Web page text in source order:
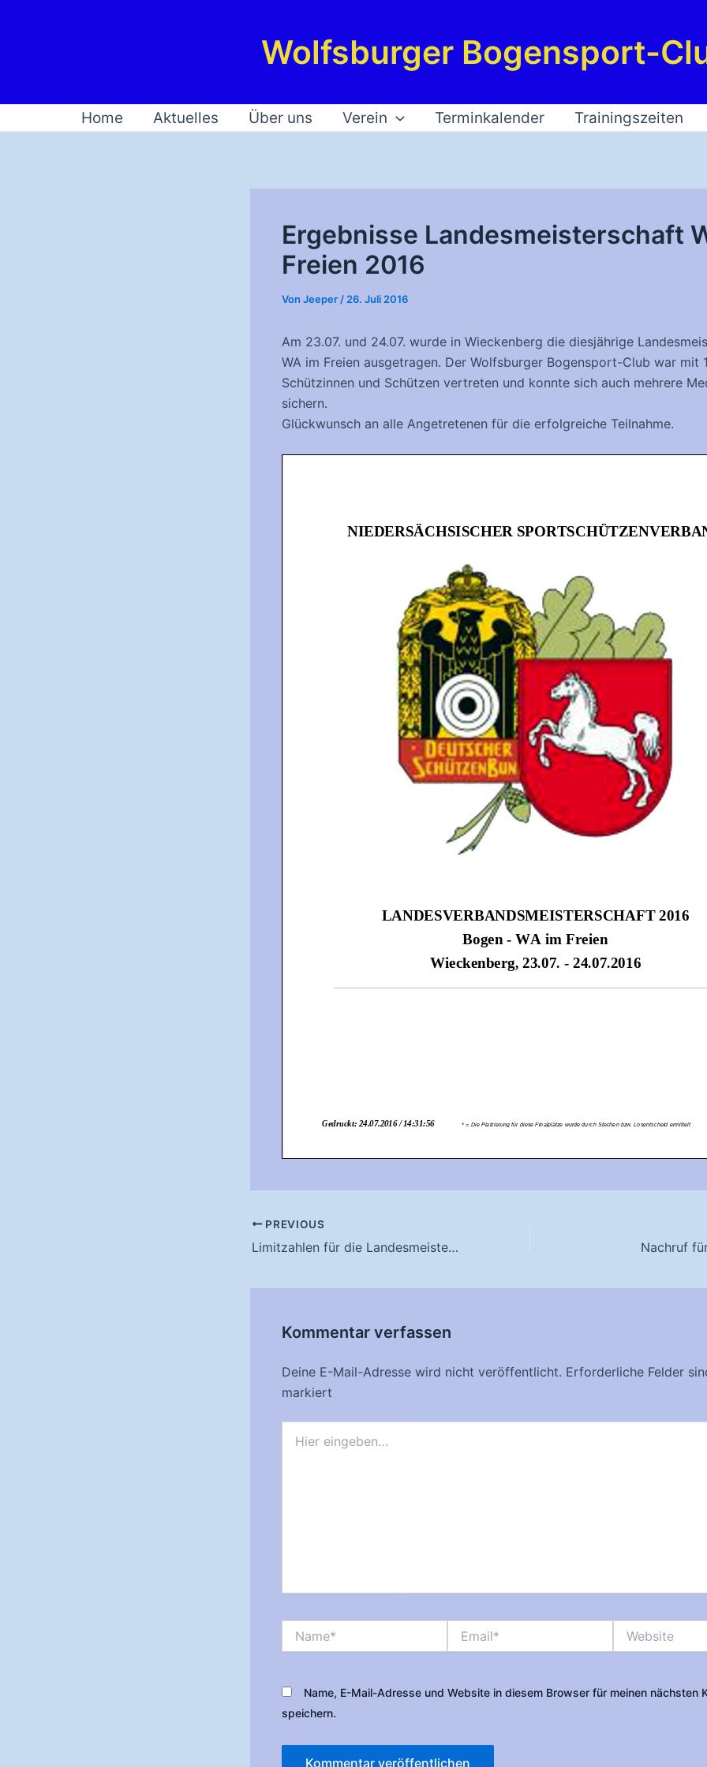
Wolfsburger Bogensport-
Home Aktuelles Über uns Verein Terminkalender Trainingszeiten
Ergebnisse Landesmeisterschaft
Freien 2016
Von Jeeper / 26. Juli 2016
Am 23.07. und 24.07. wurde in Wieckenberg die diesjährige
WA im Freien ausgetragen. Der Wolfsburger Bogensport-Club war mit
Schützinnen und Schützen vertreten und konnte sich auch mehrere
sichern.
Glückwunsch an alle Angetretenen für die erfolgreiche Teilnahme.
Post
navigation
PREVIOUS
Limitzahlen für die Landesmeisterschaft WA im Freien 2016 Nachruf
Kommentar verfassen
Deine E-Mail-Adresse wird nicht veröffentlicht. Erforderliche Felder
markiert
eingeben…
Name, E-Mail-Adresse und Website in diesem Browser für meinen nächsten
speichern.